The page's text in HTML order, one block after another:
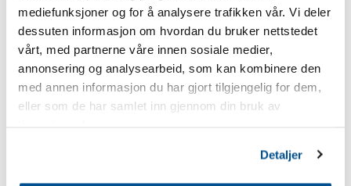
mediefunksjoner og for å analysere trafikken vår. Vi deler
dessuten informasjon om hvordan du bruker nettstedet
vårt, med partnerne våre innen sosiale medier,
annonsering og analysearbeid, som kan kombinere den
med annen informasjon du har gjort tilgjengelig for dem,
eller som de har samlet inn gjennom din bruk av
Detaljer